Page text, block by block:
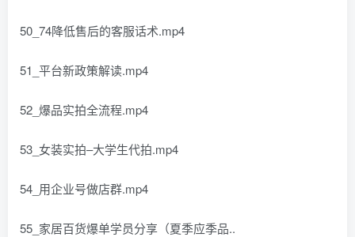
50_74降低售后的客服话术.mp4
51_平台新政策解读.mp4
52_爆品实拍全流程.mp4
53_女装实拍–大学生代拍.mp4
54_用企业号做店群.mp4
55_家居百货爆单学员分享（夏季应季品..